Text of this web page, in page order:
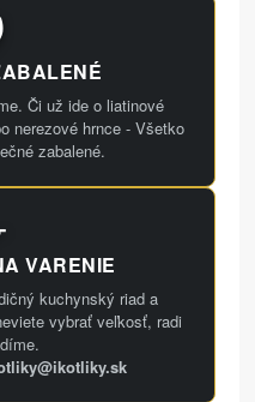
Či už ide o liatinové
nerezové hrnce - Všetko
zabalené.
VARENIE
kuchynský riad a
vybrať veľkosť, radi